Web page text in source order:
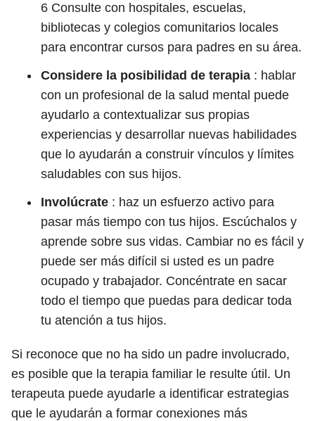
6 Consulte con hospitales, escuelas,
bibliotecas y colegios comunitarios locales
para encontrar cursos para padres en su área.
Considere la posibilidad de terapia : hablar
con un profesional de la salud mental puede
ayudarlo a contextualizar sus propias
experiencias y desarrollar nuevas habilidades
que lo ayudarán a construir vínculos y límites
saludables con sus hijos.
Involúcrate : haz un esfuerzo activo para
pasar más tiempo con tus hijos. Escúchalos y
aprende sobre sus vidas. Cambiar no es fácil y
puede ser más difícil si usted es un padre
ocupado y trabajador. Concéntrate en sacar
todo el tiempo que puedas para dedicar toda
tu atención a tus hijos.
Si reconoce que no ha sido un padre involucrado,
es posible que la terapia familiar le resulte útil. Un
terapeuta puede ayudarle a identificar estrategias
que le ayudarán a formar conexiones más